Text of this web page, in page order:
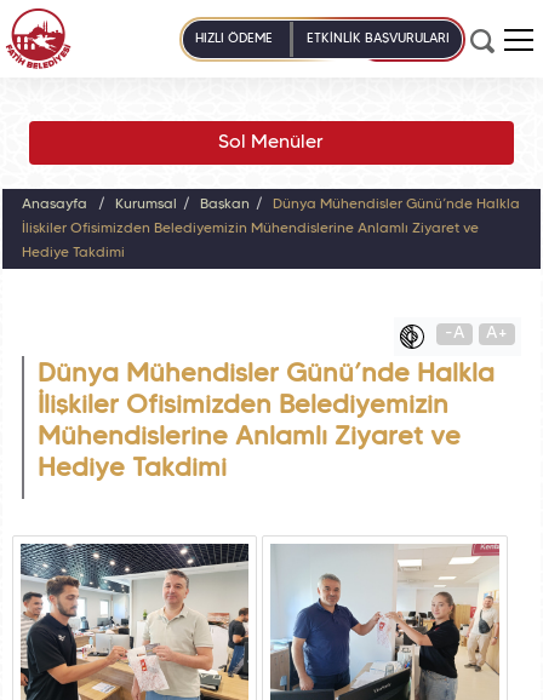
HIZLI ÖDEME ETKİNLİK BAŞVURULARI
Sol Menüler
Anasayfa Kurumsal Başkan
Dünya Mühendisler Günü’nde Halkla
İlişkiler Ofisimizden Belediyemizin Mühendislerine Anlamlı Ziyaret ve
Hediye Takdimi
-A A+
Dünya Mühendisler Günü’nde Halkla
İlişkiler Ofisimizden Belediyemizin
Mühendislerine Anlamlı Ziyaret ve
Hediye Takdimi